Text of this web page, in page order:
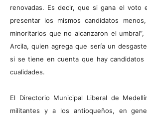
renovadas. Es decir, que si gana el voto
presentar los mismos candidatos
minoritarios que no alcanzaron el
Arcila, quien agrega que sería un
si se tiene en cuenta que hay candidatos
cualidades.
El Directorio Municipal Liberal de
militantes y a los antioqueños, en